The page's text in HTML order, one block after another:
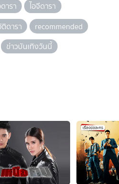
ารา
ไอจีดารา
ติดารา
recommended
ข่าวบันเทิงวันนี้